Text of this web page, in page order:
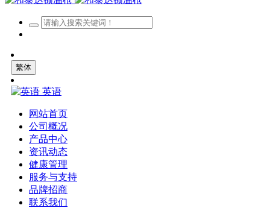
繁体
英语
网站首页
公司概况
产品中心
资讯动态
健康管理
服务与支持
品牌招商
联系我们